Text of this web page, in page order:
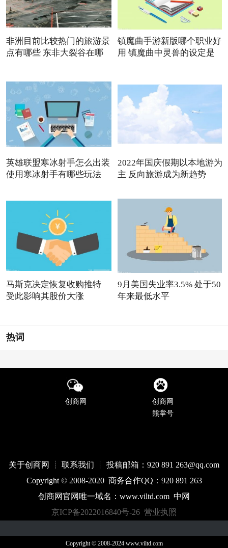
非洲目前比较热门的旅游景
点有哪些 东非大裂谷在哪
镇魔曲手游新版哪个职业好
用 镇魔曲中灵兽的设定是
英雄联盟寒冰射手怎么出装
使用寒冰射手有哪些玩法
2022年国庆假期以本地游为
主 反向旅游成为新趋势
马斯克决定恢复收购推特
受此影响其股价大涨
9月美国失业率3.5% 处于50
年来最低水平
热词
创商网
创商网
熊掌号
关于创商网 ┊ 联系我们 ┊ 投稿邮箱：920 891 263@qq.com
Copyright © 2008-2020 商务合作QQ：920 891 263
创商网官网唯一域名： www.viltd.com 中网
京ICP备2022016840号-26 营业执照
Copyright © 2008-2024 www.viltd.com